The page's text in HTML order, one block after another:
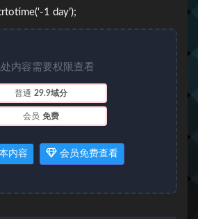
1 day’);
内容需要权限查看
普通 29.9域分
会员 免费
内容 会员免费查看